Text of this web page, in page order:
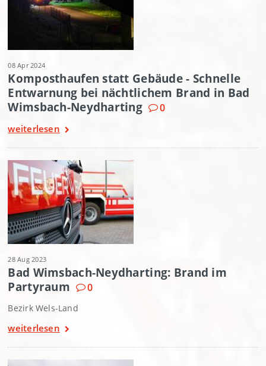
08 Apr 2024
Komposthaufen statt Gebäude - Schnelle
Entwarnung bei nächtlichem Brand in Bad
Wimsbach-Neydharting
0
weiterlesen
28 Aug 2023
Bad Wimsbach-Neydharting: Brand im
Partyraum
0
Bezirk Wels-Land
weiterlesen